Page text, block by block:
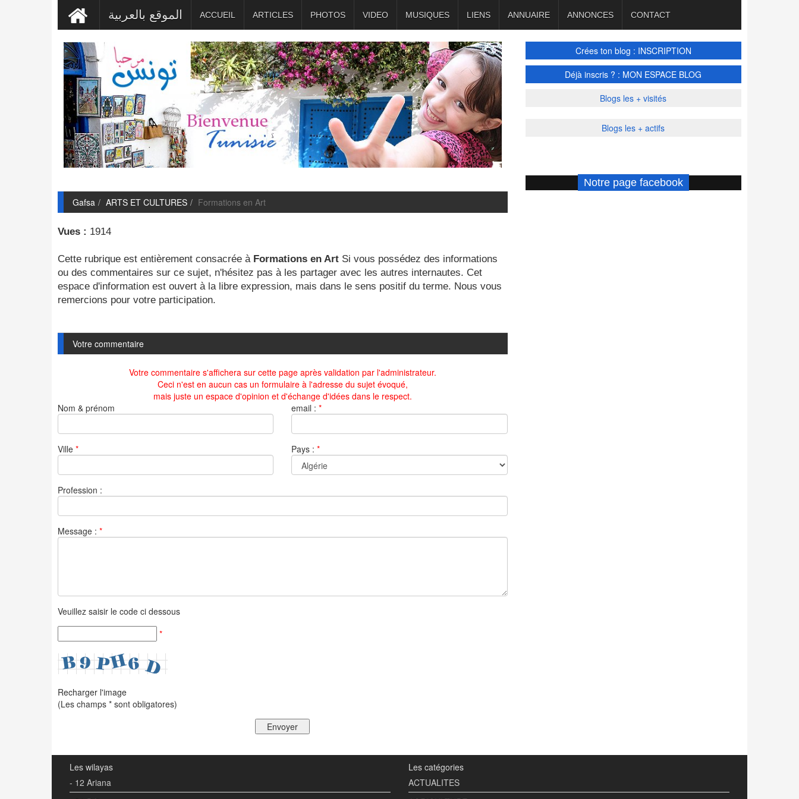
الموقع بالعربية ACCUEIL ARTICLES PHOTOS VIDEO MUSIQUES LIENS ANNUAIRE ANNONCES CONTACT
Gafsa ARTS ET CULTURES Formations en Art
Vues : 1914
Cette rubrique est entièrement consacrée à Formations en Art Si vous possédez des informations
ou des commentaires sur ce sujet, n'hésitez pas à les partager avec les autres internautes. Cet
espace d'information est ouvert à la libre expression, mais dans le sens positif du terme. Nous vous
remercions pour votre participation.
Votre commentaire
Votre commentaire s'affichera sur cette page après validation par l'administrateur.
Ceci n'est en aucun cas un formulaire à l'adresse du sujet évoqué,
mais juste un espace d'opinion et d'échange d'idées dans le respect.
Nom & prénom
email :*
Ville * Pays :*
Profession :
Message : *
Veuillez saisir le code ci dessous
*
Recharger l'image
(Les champs * sont obligatores)
Crées ton blog : INSCRIPTION
Déjà inscris ? : MON ESPACE BLOG
Blogs les + visités
Blogs les + actifs
Notre page facebook
Les wilayas
- 12 Ariana
Les catégories
ACTUALITES